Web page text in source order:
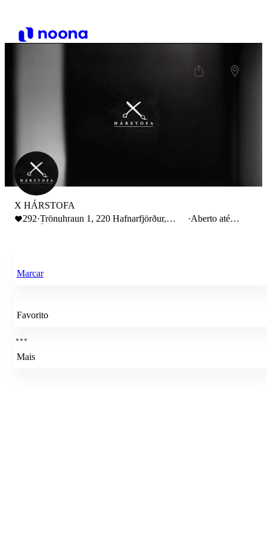
X HÁRSTOFA
292·Trönuhraun 1, 220 Hafnarfjörður,
·Aberto até
Marcar
Favorito
Mais